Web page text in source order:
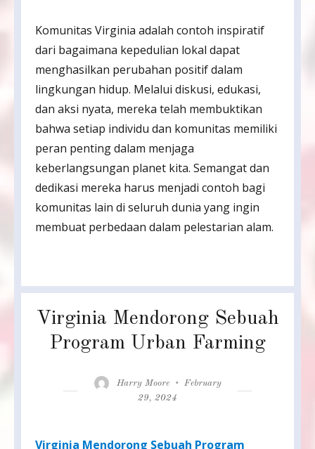
Komunitas Virginia adalah contoh inspiratif
dari bagaimana kepedulian lokal dapat
menghasilkan perubahan positif dalam
lingkungan hidup. Melalui diskusi, edukasi,
dan aksi nyata, mereka telah membuktikan
bahwa setiap individu dan komunitas memiliki
peran penting dalam menjaga
keberlangsungan planet kita. Semangat dan
dedikasi mereka harus menjadi contoh bagi
komunitas lain di seluruh dunia yang ingin
membuat perbedaan dalam pelestarian alam.
Virginia Mendorong Sebuah
Program Urban Farming
Author
Harry Moore
Posted
February
29, 2024
Virginia Mendorong Sebuah Program